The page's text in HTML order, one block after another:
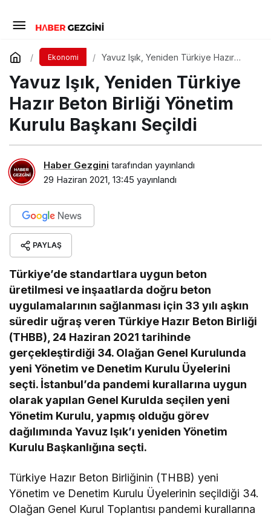
Ekonomi
Yavuz Işık, Yeniden Türkiye Hazır
Seçildi
Yavuz Işık, Yeniden Türkiye
Hazır Beton Birliği Yönetim
Kurulu Başkanı Seçildi
Haber Gezgini tarafından yayınlandı
29 Haziran 2021, 13:45 yayınlandı
PAYLAŞ
Türkiye’de standartlara uygun beton
üretilmesi ve inşaatlarda doğru beton
uygulamalarının sağlanması için 33 yılı aşkın
süredir uğraş veren Türkiye Hazır Beton Birliği
(THBB), 24 Haziran 2021 tarihinde
gerçekleştirdiği 34. Olağan Genel Kurulunda
yeni Yönetim ve Denetim Kurulu Üyelerini
seçti. İstanbul’da pandemi kurallarına uygun
olarak yapılan Genel Kurulda seçilen yeni
Yönetim Kurulu, yapmış olduğu görev
dağılımında Yavuz Işık’ı yeniden Yönetim
Kurulu Başkanlığına seçti.
Türkiye Hazır Beton Birliğinin (THBB) yeni
Yönetim ve Denetim Kurulu Üyelerinin seçildiği 34.
Olağan Genel Kurul Toplantısı pandemi kurallarına